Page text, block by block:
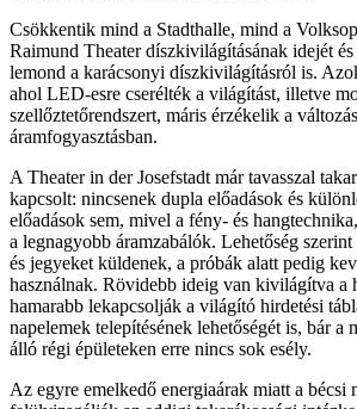
Csökkentik mind a Stadthalle, mind a
Raimund Theater díszkivilágításának idejét
lemond a karácsonyi díszkivilágításról is.
ahol LED-esre cserélték a világítást, illetve
szellőztetőrendszert, máris érzékelik a
áramfogyasztásban.
A Theater in der Josefstadt már tavasszal
kapcsolt: nincsenek dupla előadások és
előadások sem, mivel a fény- és
a legnagyobb áramzabálók. Lehetőség
és jegyeket küldenek, a próbák alatt pedig
használnak. Rövidebb ideig van kivilágítva a
hamarabb lekapcsolják a világító hirdetési
napelemek telepítésének lehetőségét is, bár a
álló régi épületeken erre nincs sok esély.
Az egyre emelkedő energiaárak miatt a bécsi